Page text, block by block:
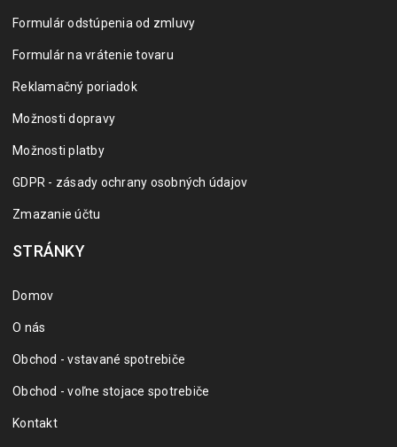
Formulár odstúpenia od zmluvy
Formulár na vrátenie tovaru
Reklamačný poriadok
Možnosti dopravy
Možnosti platby
GDPR - zásady ochrany osobných údajov
Zmazanie účtu
STRÁNKY
Domov
O nás
Obchod - vstavané spotrebiče
Obchod - voľne stojace spotrebiče
Kontakt